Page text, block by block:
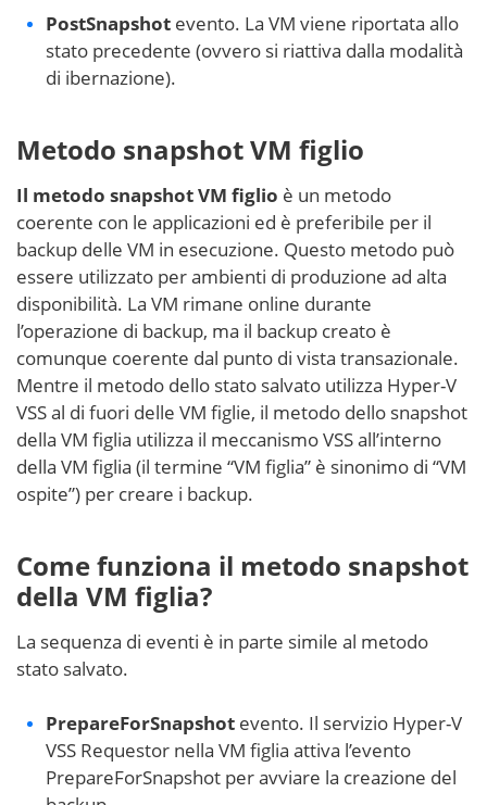
PostSnapshot evento. La VM viene riportata allo
stato precedente (ovvero si riattiva dalla modalità
di ibernazione).
Metodo snapshot VM figlio
Il metodo snapshot VM figlio è un metodo
coerente con le applicazioni ed è preferibile per il
backup delle VM in esecuzione. Questo metodo può
essere utilizzato per ambienti di produzione ad alta
disponibilità. La VM rimane online durante
l’operazione di backup, ma il backup creato è
comunque coerente dal punto di vista transazionale.
Mentre il metodo dello stato salvato utilizza Hyper-V
VSS al di fuori delle VM figlie, il metodo dello snapshot
della VM figlia utilizza il meccanismo VSS all’interno
della VM figlia (il termine “VM figlia” è sinonimo di “VM
ospite”) per creare i backup.
Come funziona il metodo snapshot
della VM figlia?
La sequenza di eventi è in parte simile al metodo
stato salvato.
PrepareForSnapshot evento. Il servizio Hyper-V
VSS Requestor nella VM figlia attiva l’evento
PrepareForSnapshot per avviare la creazione del